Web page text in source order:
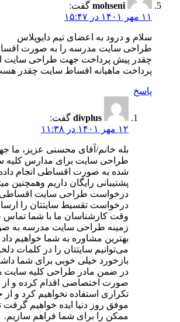
mohseni گفت:
۱۱ مهر ۱۴۰۱ در ۱۵:۴۷
سلام و درود به اعضای تیم دایوپلاس
طراحی سایت مدرسه را به صورت
چقدر پیش پرداخت جهت طراحی سایت
پرداخت ماهیانه اقساط سایت چقدر
پاسخ
divplus گفت:
۱۲ مهر ۱۴۰۱ در ۱۱:۳۸
بله خانم/آقای محسنی عزیز، ما
طراحی سایت برای مدارس کلیه
شده به صورت اقساطی انجام
پشتیبانی رایگان داریم وهمچنین
درخواست طراحی سایت اقساطی
درخواست تقسیط سایتتان را
وقت کارشناسان ما با شما تماس
زمینه طراحی سایت مدرسه به
بهترین مشاوره به شما خواهیم
می‌توانیم سایتتان را در کلمات
بازخورد خیلی خوبی برای شما
در ضمن مادر طراحی کلیه سایت
صورت اختصاصی اقدام کرده و از
تکراری استفاده نخواهیم کرد و
موفق روز دنیا ایده خواهیم گرفت
ممکن را برای شما فراهم سازیم.